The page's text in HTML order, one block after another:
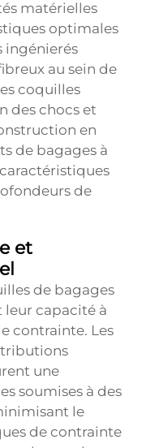
matérielles
optimales
ingénierés
au sein de
coquilles
des chocs et
en
de bagages à
de
et
de bagages
capacité à
contrainte. Les
une
soumises à des
le
de contrainte